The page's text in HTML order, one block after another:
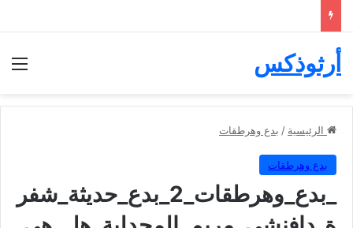
أرثوذكس
الرئيسية / بدع وهرطقات
بدع وهرطقات
_بدع_وهرطقات_2_بدع_حديثة_شفر